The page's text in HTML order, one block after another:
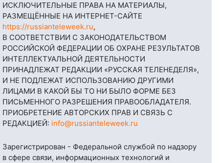
ИСКЛЮЧИТЕЛЬНЫЕ ПРАВА НА МАТЕРИАЛЫ,
РАЗМЕЩЁННЫЕ НА ИНТЕРНЕТ-САЙТЕ
https://russianteleweek.ru,
В СООТВЕТСТВИИ С ЗАКОНОДАТЕЛЬСТВОМ
РОССИЙСКОЙ ФЕДЕРАЦИИ ОБ ОХРАНЕ РЕЗУЛЬТАТОВ
ИНТЕЛЛЕКТУАЛЬНОЙ ДЕЯТЕЛЬНОСТИ
ПРИНАДЛЕЖАТ РЕДАКЦИИ «РУССКАЯ ТЕЛЕНЕДЕЛЯ»,
И НЕ ПОДЛЕЖАТ ИСПОЛЬЗОВАНИЮ ДРУГИМИ
ЛИЦАМИ В КАКОЙ БЫ ТО НИ БЫЛО ФОРМЕ БЕЗ
ПИСЬМЕННОГО РАЗРЕШЕНИЯ ПРАВООБЛАДАТЕЛЯ.
ПРИОБРЕТЕНИЕ АВТОРСКИХ ПРАВ И СВЯЗЬ С
РЕДАКЦИЕЙ: info@russianteleweek.ru
Зарегистрирован - Федеральной службой по надзору
в сфере связи, информационных технологий и